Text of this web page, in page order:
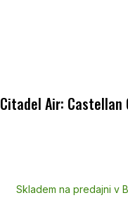
Citadel Air: Castellan
Skladem na predajni v